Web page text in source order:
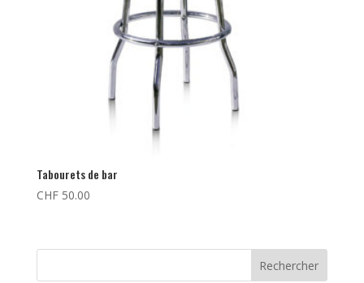
Tabourets de bar
CHF50.00
Rechercher